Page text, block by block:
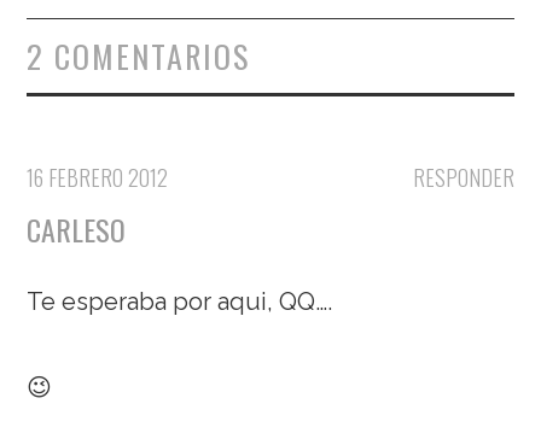
2 COMENTARIOS
RESPONDER
16 FEBRERO 2012
CARLESO
Te esperaba por aqui, QQ….
😉